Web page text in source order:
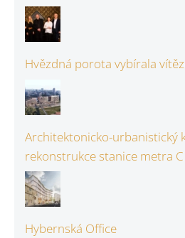
Hvězdná porota vybírala
Architektonicko-urbanistický
rekonstrukce stanice metra
Hybernská Office